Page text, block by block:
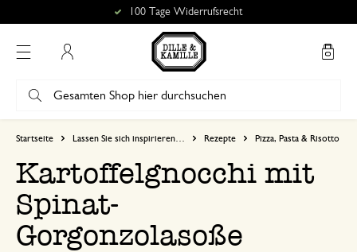
Kostenlose Abholung in unseren Geschäften*
Startseite Lassen Sie sich inspirieren… Rezepte Pizza, Pasta & Risotto
Kartoffelgnocchi mit
Spinat-
Gorgonzolasoße